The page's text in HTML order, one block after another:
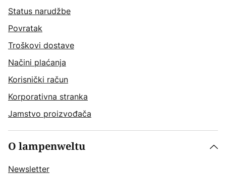
Status narudžbe
Povratak
Troškovi dostave
Načini plaćanja
Korisnički račun
Korporativna stranka
Jamstvo proizvođača
O lampenweltu
Newsletter